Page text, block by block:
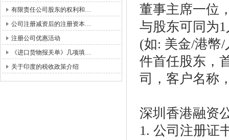
有限责任公司股东的权利和…
公司注册减资后的注册资本…
注册公司优惠活动
《进口货物报关单》几项填…
关于印度的税收政策介绍
董事主席一位
与股东可同为1
(如: 美金/港幣/
件首任股东 ，
司，客户名称
深圳香港融资
1. 公司注册证